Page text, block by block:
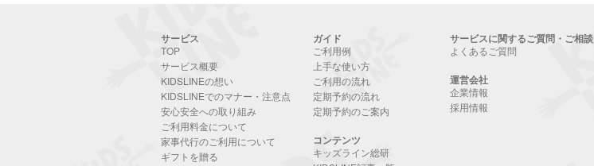
サービス
TOP
サービス概要
KIDSLINEの想い
KIDSLINEでのマナー・注意点
安心安全への取り組み
ご利用料金について
家事代行のご利用について
ギフトを贈る
ガイド
ご利用例
上手な使い方
ご利用の流れ
定期予約の流れ
定期予約のご案内
コンテンツ
キッズライン総研
サービスに関するご質問・ご相談
よくあるご質問
運営会社
企業情報
採用情報